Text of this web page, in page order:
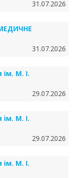
31.07.2026
31.07.2026
ім. М. І.
29.07.2026
ім. М. І.
29.07.2026
ім. М. І.